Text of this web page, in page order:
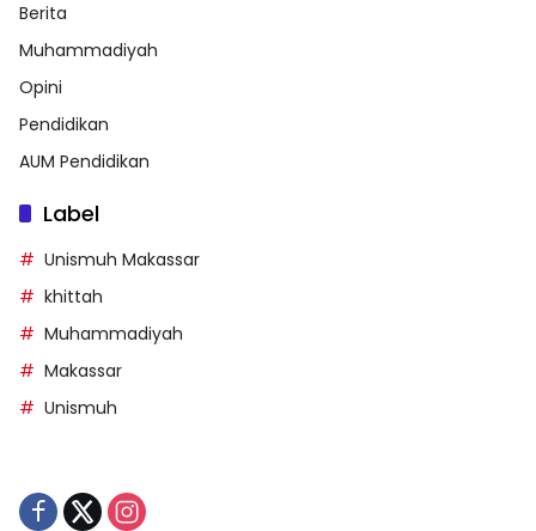
Berita
Muhammadiyah
Opini
Pendidikan
AUM Pendidikan
Label
Unismuh Makassar
khittah
Muhammadiyah
Makassar
Unismuh